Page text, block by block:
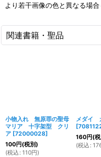
より若干画像の色と異なる場
関連書籍・聖品
小物入れ 無原罪の聖母
マリア 十字架型 クリ
ア [72000028]
100円(税別)
(税込 : 110円)
メダイ
[
160円(
(税込 :